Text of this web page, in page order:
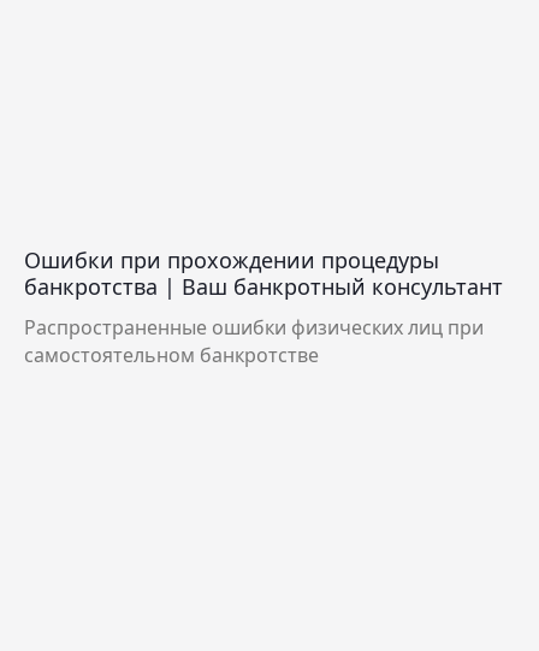
Ошибки при прохождении процедуры
банкротства | Ваш банкротный консультант
Распространенные ошибки физических лиц при
самостоятельном банкротстве